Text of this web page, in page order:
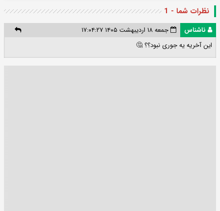
نظرات شما - 1
ناشناس
جمعه ۱۸ اردیبهشت ۱۴۰۵ ۱۷:۰۴:۲۷
این آخریه یه جوری نبود؟؟ 🤔